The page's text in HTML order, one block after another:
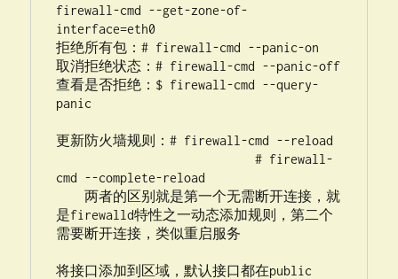
firewall-cmd --get-zone-of-
interface=eth0
拒绝所有包：# firewall-cmd --panic-on
取消拒绝状态：# firewall-cmd --panic-off
查看是否拒绝：$ firewall-cmd --query-
panic
更新防火墙规则：# firewall-cmd --reload
                            # firewall-
cmd --complete-reload
    两者的区别就是第一个无需断开连接，就
是firewalld特性之一动态添加规则，第二个
需要断开连接，类似重启服务
将接口添加到区域，默认接口都在public